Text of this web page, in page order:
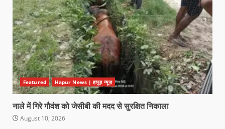
Featured Hapur News | हापुड़ न्यूज़
नाले में गिरे गौवंश को जेसीबी की मदद से सुरक्षित निकाला
August 10, 2026